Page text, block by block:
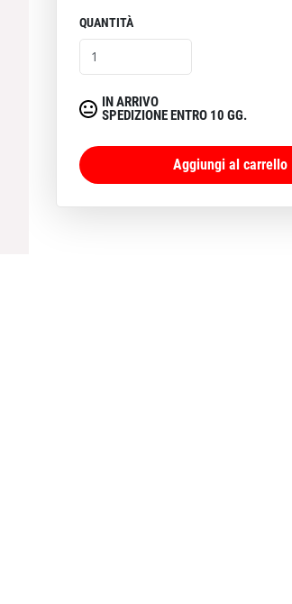
QUANTITÀ
IN ARRIVO
SPEDIZIONE ENTRO 10 GG.
Aggiungi al carrello